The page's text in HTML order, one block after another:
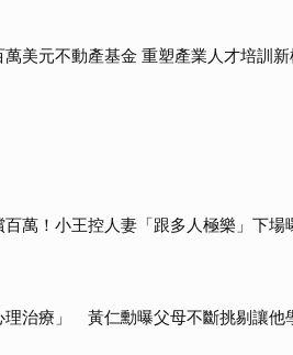
美元不動產基金 重塑產業人才培訓
百萬！小王控人妻「跟多人極樂」下場
理治療」 黃仁勳曝父母不斷挑剔讓他